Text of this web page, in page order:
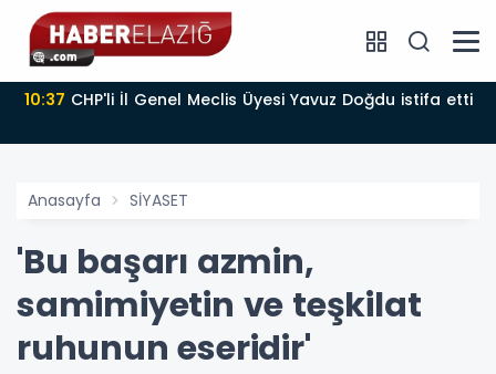
10:37 CHP'li İl Genel Meclis Üyesi Yavuz Doğdu istifa etti
Anasayfa SİYASET
'Bu başarı azmin,
samimiyetin ve teşkilat
ruhunun eseridir'